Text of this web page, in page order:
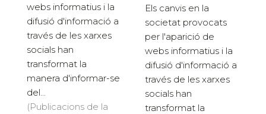
webs informatius i la
difusió d'informació a
través de les xarxes
socials han
transformat la
manera d'informar-se
del...
(Publicacions de la
Els canvis en la
societat provocats
per l'aparició de
webs informatius i la
difusió d'informació a
través de les xarxes
socials han
transformat la